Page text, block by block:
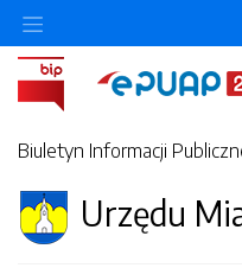
Biuletyn Informacji
Urzędu